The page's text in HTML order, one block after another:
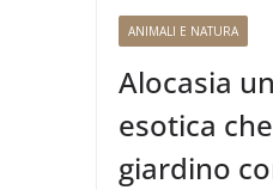
ANIMALI E NATURA
Alocasia
esotica
giardino